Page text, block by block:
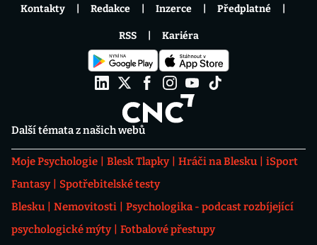
Další témata z našich webů
Moje Psychologie Blesk Tlapky Hráči na Blesku
iSport
Fantasy
Spotřebitelské testy
Blesku
Nemovitosti
Psychologika - podcast rozbíjející
psychologické mýty
Fotbalové přestupy
Kontakty Redakce Inzerce Předplatné
RSS Kariéra